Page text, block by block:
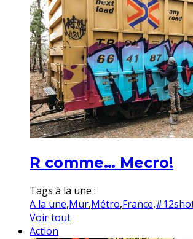
R comme… Mecro!
Tags à la une :
A la une,Mur,Métro,France,
Voir tout
Action